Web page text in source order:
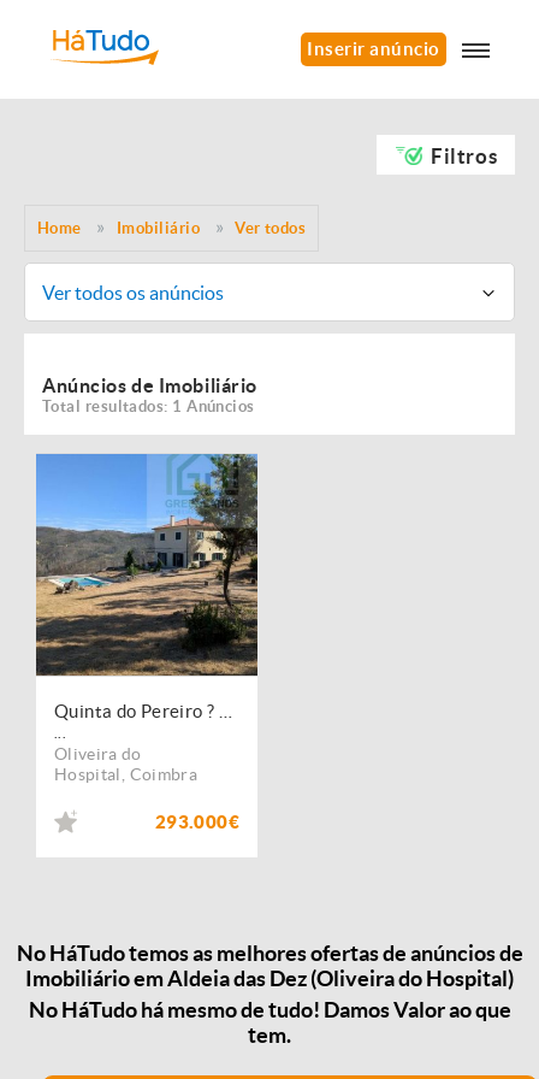
Inserir anúncio
Filtros
Home Imobiliário Ver todos
Ver todos os anúncios
Anúncios de Imobiliário
Total resultados: 1 Anúncios
Oliveira do
Hospital Coimbra
293.000€
No HáTudo temos as melhores ofertas de anúncios de
Imobiliário em Aldeia das Dez (Oliveira do Hospital)
No HáTudo há mesmo de tudo! Damos Valor ao que
tem.